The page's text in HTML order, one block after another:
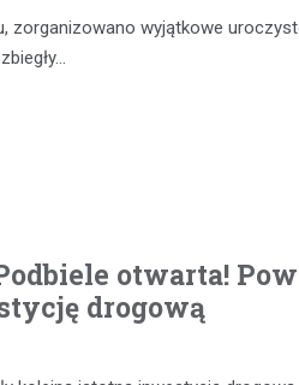
zorganizowano wyjątkowe
otwarta!
drogową